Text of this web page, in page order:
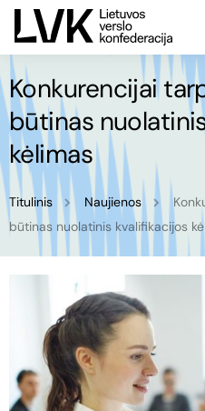
Konkurencijai
būtinas
kėlimas
Titulinis Naujienos
būtinas nuolatinis kvalifikacijos